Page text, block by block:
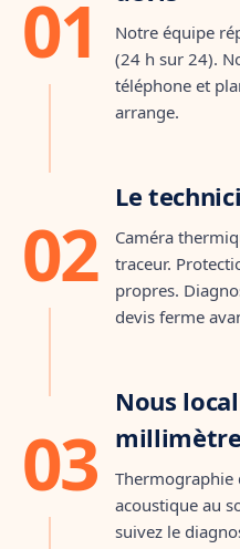
01
Notre équipe
(24 h sur 24).
téléphone et
arrange.
« Mon parquet gondole au
salon, je crois qu'il y a
02
Le
Caméra
traceur.
propres.
devis ferme
03
Nous
millimètre
Thermographie
acoustique au
suivez le